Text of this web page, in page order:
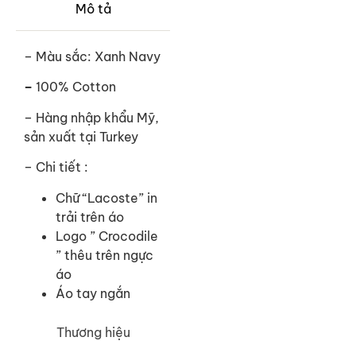
Mô tả
Thương hiệu
– Màu sắc: Xanh Navy
– 100% Cotton
– Hàng nhập khẩu Mỹ,
sản xuất tại Turkey
– Chi tiết :
Chữ “Lacoste” in
trải trên áo
Logo ” Crocodile
” thêu trên ngực
áo
Áo tay ngắn